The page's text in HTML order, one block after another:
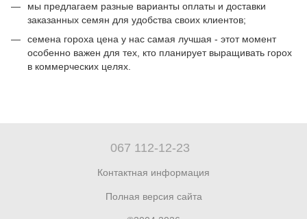
мы предлагаем разные варианты оплаты и доставки
заказанных семян для удобства своих клиентов;
семена гороха цена у нас самая лучшая - этот момент
особенно важен для тех, кто планирует выращивать горох
в коммерческих целях.
067 112-12-23
Контактная информация
Полная версия сайта